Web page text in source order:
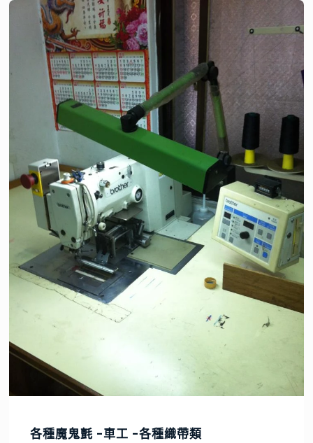
各種魔鬼氈 -車工 -各種織帶類